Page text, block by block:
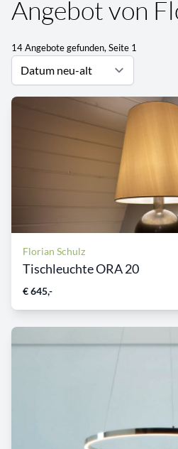
Angebot von
14 Angebote gefunden, Seite 1
Florian Schulz
Tischleuchte ORA 20
€ 645,-